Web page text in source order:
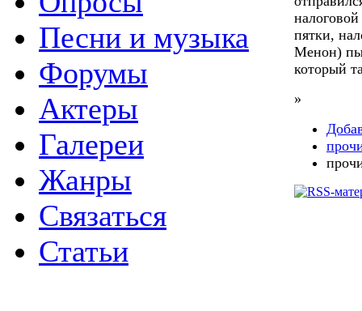
Песни и музыка
Форумы
Актеры
Галереи
Жанры
Связаться
Статьи
пятки,
Менон)
который
»